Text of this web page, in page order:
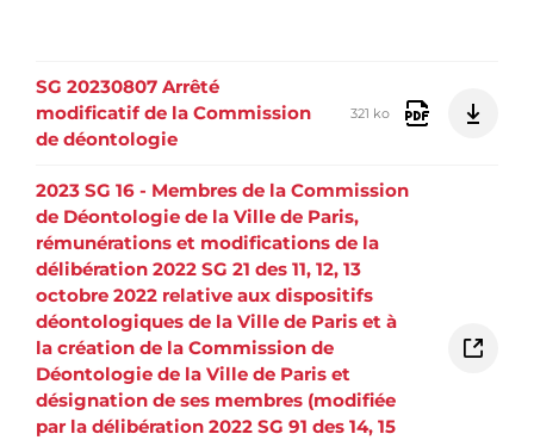
SG 20230807 Arrêté
modificatif de la Commission
de déontologie
321 ko
2023 SG 16 - Membres de la Commission
de Déontologie de la Ville de Paris,
rémunérations et modifications de la
délibération 2022 SG 21 des 11, 12, 13
octobre 2022 relative aux dispositifs
déontologiques de la Ville de Paris et à
la création de la Commission de
Déontologie de la Ville de Paris et
désignation de ses membres (modifiée
par la délibération 2022 SG 91 des 14, 15